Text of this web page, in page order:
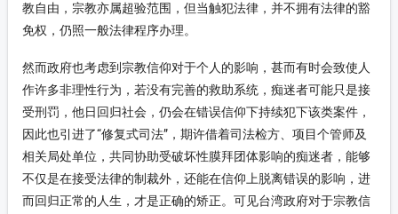
教自由，宗教亦属超验范围，但当触犯法律，并不拥有法律的豁
免权，仍照一般法律程序办理。
然而政府也考虑到宗教信仰对于个人的影响，甚而有时会致使人
作许多非理性行为，若没有完善的救助系统，痴迷者可能只是接
受刑罚，他日回归社会，仍会在错误信仰下持续犯下该类案件，
因此也引进了“修复式司法”，期许借着司法检方、项目个管师及
相关局处单位，共同协助受破坏性膜拜团体影响的痴迷者，能够
不仅是在接受法律的制裁外，还能在信仰上脱离错误的影响，进
而回归正常的人生，才是正确的矫正。可见台湾政府对于宗教信